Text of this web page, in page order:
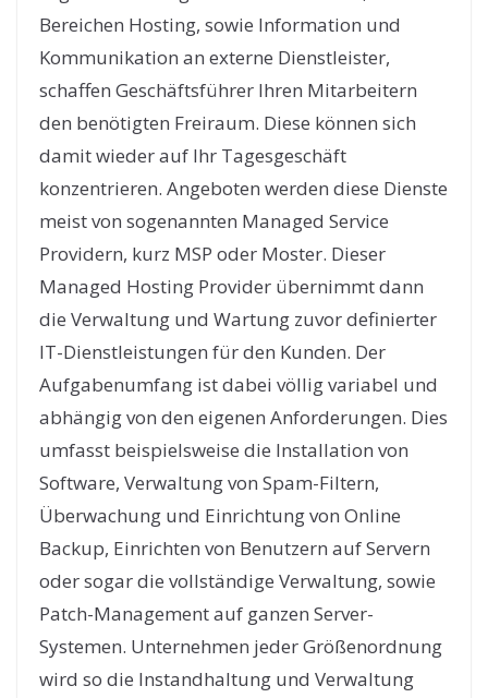
Bereichen Hosting, sowie Information und
Kommunikation an externe Dienstleister,
schaffen Geschäftsführer Ihren Mitarbeitern
den benötigten Freiraum. Diese können sich
damit wieder auf Ihr Tagesgeschäft
konzentrieren. Angeboten werden diese Dienste
meist von sogenannten Managed Service
Providern, kurz MSP oder Moster. Dieser
Managed Hosting Provider übernimmt dann
die Verwaltung und Wartung zuvor definierter
IT-Dienstleistungen für den Kunden. Der
Aufgabenumfang ist dabei völlig variabel und
abhängig von den eigenen Anforderungen. Dies
umfasst beispielsweise die Installation von
Software, Verwaltung von Spam-Filtern,
Überwachung und Einrichtung von Online
Backup, Einrichten von Benutzern auf Servern
oder sogar die vollständige Verwaltung, sowie
Patch-Management auf ganzen Server-
Systemen. Unternehmen jeder Größenordnung
wird so die Instandhaltung und Verwaltung